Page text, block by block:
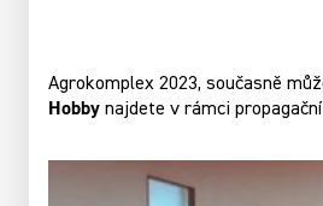
Agrokomplex 2023, současně
Hobby najdete v rámci propagační